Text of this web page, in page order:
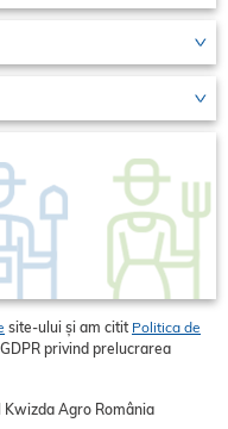
site-ului și am citit Politica de
Agro România